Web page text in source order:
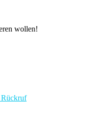
wollen!
Rückruf